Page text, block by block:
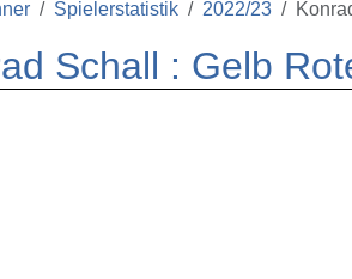
Spielerstatistik 2022/23
Schall : Gelb